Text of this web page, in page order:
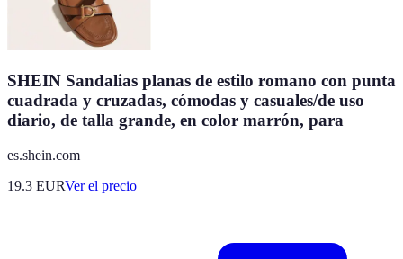
SHEIN Sandalias planas de estilo romano con punta
cuadrada y cruzadas, cómodas y casuales/de uso
diario, de talla grande, en color marrón, para
es.shein.com
19.3 EURVer el precio